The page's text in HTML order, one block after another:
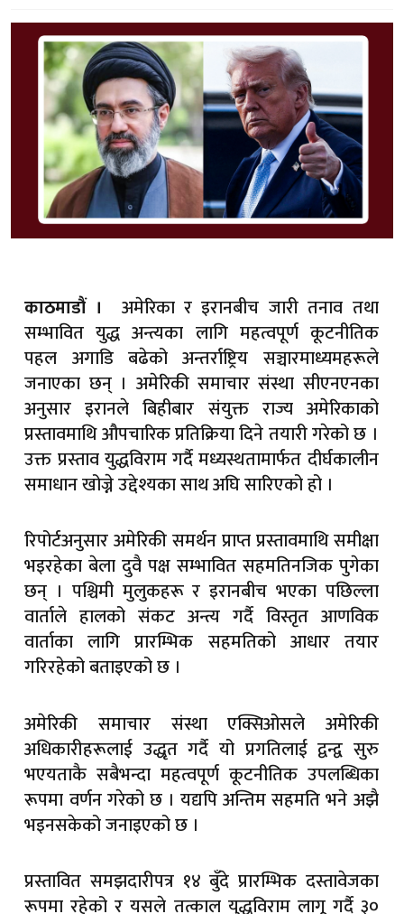
काठमाडौं ।
अमेरिका र इरानबीच जारी तनाव तथा
सम्भावित युद्ध अन्त्यका लागि महत्वपूर्ण कूटनीतिक
पहल अगाडि बढेको अन्तर्राष्ट्रिय सञ्चारमाध्यमहरूले
जनाएका छन् । अमेरिकी समाचार संस्था सीएनएनका
अनुसार इरानले बिहीबार संयुक्त राज्य अमेरिकाको
प्रस्तावमाथि औपचारिक प्रतिक्रिया दिने तयारी गरेको छ ।
उक्त प्रस्ताव युद्धविराम गर्दै मध्यस्थतामार्फत दीर्घकालीन
समाधान खोज्ने उद्देश्यका साथ अघि सारिएको हो ।
रिपोर्टअनुसार अमेरिकी समर्थन प्राप्त प्रस्तावमाथि समीक्षा
भइरहेका बेला दुवै पक्ष सम्भावित सहमतिनजिक पुगेका
छन् । पश्चिमी मुलुकहरू र इरानबीच भएका पछिल्ला
वार्ताले हालको संकट अन्त्य गर्दै विस्तृत आणविक
वार्ताका लागि प्रारम्भिक सहमतिको आधार तयार
गरिरहेको बताइएको छ ।
अमेरिकी समाचार संस्था एक्सिओसले अमेरिकी
अधिकारीहरूलाई उद्धृत गर्दै यो प्रगतिलाई द्वन्द्व सुरु
भएयताकै सबैभन्दा महत्वपूर्ण कूटनीतिक उपलब्धिका
रूपमा वर्णन गरेको छ । यद्यपि अन्तिम सहमति भने अझै
भइनसकेको जनाइएको छ ।
प्रस्तावित समझदारीपत्र १४ बुँदे प्रारम्भिक दस्तावेजका
रूपमा रहेको र यसले तत्काल युद्धविराम लागू गर्दै ३०